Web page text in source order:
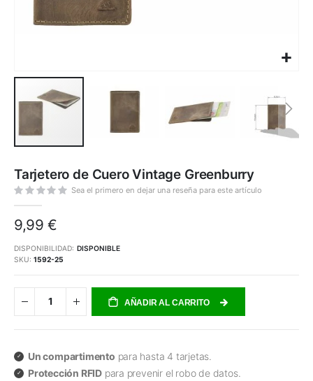
comienzo
de
la
galería
de
Tarjetero de Cuero Vintage Greenburry
Sea el primero en dejar una reseña para este artículo
9,99 €
DISPONIBILIDAD: DISPONIBLE
SKU 1592-25
AÑADIR AL CARRITO
Un compartimento para hasta 4 tarjetas.
Protección RFIDpara prevenir el robo de datos.